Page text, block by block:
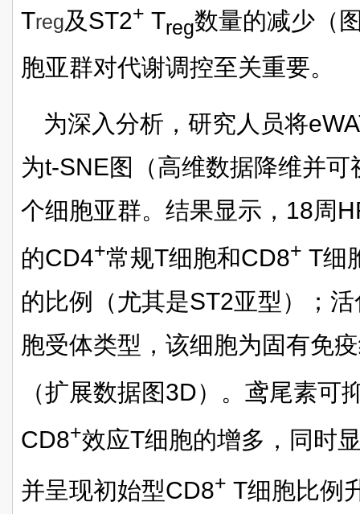
Treg及ST2+ Treg数量的减少（
胞亚群对代谢调控至关重要。
为深入分析，研究人员将
为t-SNE图（高维数据降维并
个细胞亚群。结果显示，18周
的CD4+常规T细胞和CD8+ T细
的比例（尤其是ST2亚型）；
胞受体类型，该细胞为固有免
（扩展数据图3D）。鸢尾素可
CD8+效应T细胞的增多，同时
并呈现初始型CD8+ T细胞比例